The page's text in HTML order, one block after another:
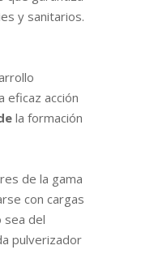
y sanitarios.
eficaz acción
la formación
de la gama
con cargas
del
pulverizador